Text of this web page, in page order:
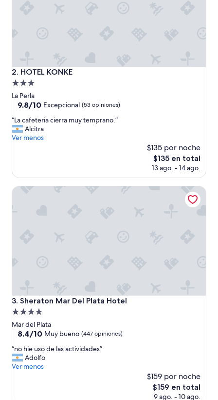
2. HOTEL KONKE
HOTEL KONKE
Propiedad
de
3.0
La Perla
9.8
10,
Excepcional,
(53
9.8/10 Excepcional (53 opiniones)
“
L
a
e
e
y
t
e
m
a
n
o
“La cafeteria cierra muy temprano.”
Alcitra
Ver menos
$135 por noche
El
precio
es
$135 en total
13 ago. - 14 ago.
3. Sheraton Mar Del Plata Hotel
Sheraton Mar Del Plata Hotel
Propiedad
de
4.0
Mar del Plata
8.4
10,
Muy
bueno,
8.4/10 Muy bueno (447 opiniones)
“
n
o
“no hie uso de las actividades”
Adolfo
Ver menos
$159 por noche
El
precio
$159 en total
9 ago. - 10 ago.
Sheraton Mar Del Plata Hotel